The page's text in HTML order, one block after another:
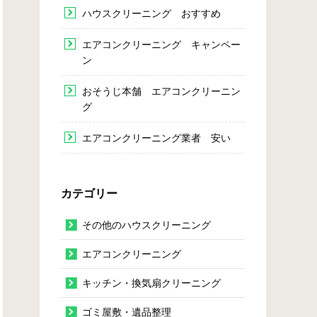
ハウスクリーニング おすすめ
エアコンクリーニング キャンペー
ン
おそうじ本舗 エアコンクリーニン
グ
エアコンクリーニング業者 安い
カテゴリー
その他のハウスクリーニング
エアコンクリーニング
キッチン・換気扇クリーニング
ゴミ屋敷・遺品整理